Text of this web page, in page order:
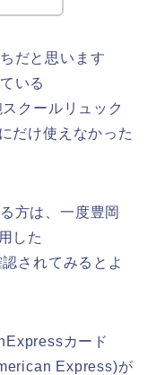
だと思います
いる
クールリュック
だけ使えなかった
方は、一度豊岡
した
されてみるとよ
カード
Express)が